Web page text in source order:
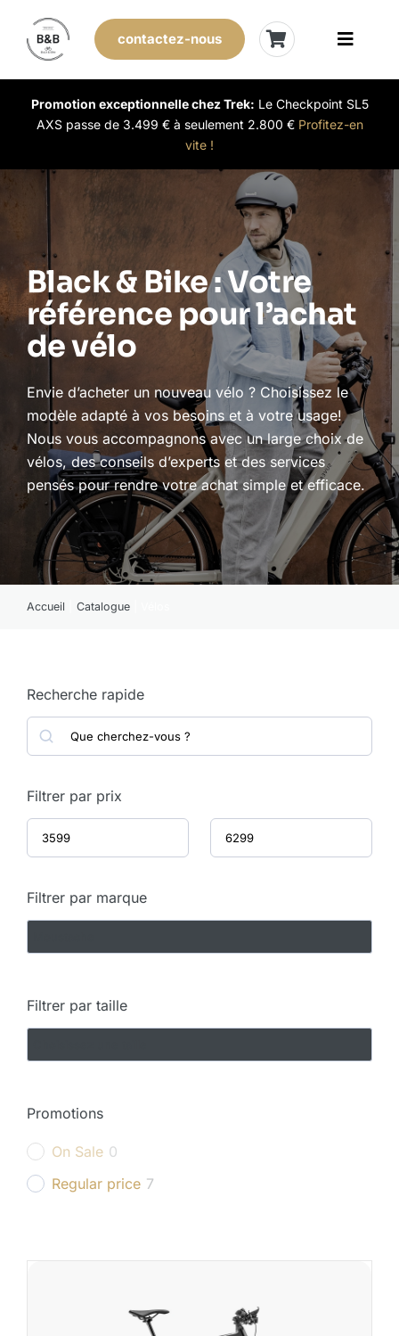
content
Toggle
Vélos de stock
Nos magasins
Vendre son vélo
L’expérience B&B
Actualités
À propos
contactez-nous
Promotion exceptionnelle chez Trek: Le Checkpoint SL5
AXS passe de 3.499 € à seulement 2.800 € Profitez-en
vite !
Black & Bike : Votre
référence pour l’achat
de vélo
Envie d’acheter un nouveau vélo ? Choisissez le
modèle adapté à vos besoins et à votre usage!
Nous vous accompagnons avec un large choix de
vélos, des conseils d’experts et des services
pensés pour rendre votre achat simple et efficace.
Accueil Catalogue
Recherche rapide
Search
Filtrer par prix
Filtrer par marque
Filtrer par taille
Promotions
On Sale 0
Regular price 7